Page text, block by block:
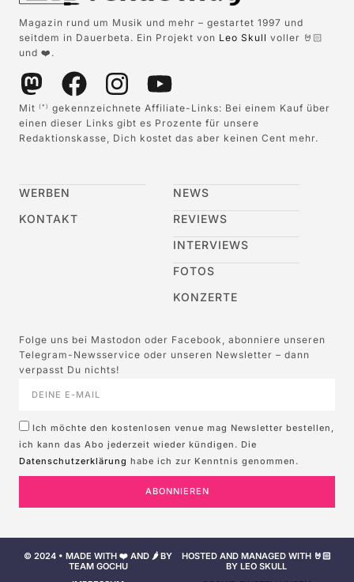
Magazin rund um Musik und mehr – gestartet 1997 und
seitdem in Dauerbeta. Ein Projekt von Leo Skull voller 🤘🏻
und ❤️.
Mit (*)
gekennzeichnete Affiliate-Links: Bei einem Kauf über
einen dieser Links gibt es Prozente für unsere
Redaktionskasse, Dich kostet das aber keinen Cent mehr.
WERBEN
KONTAKT
NEWS
REVIEWS
INTERVIEWS
FOTOS
KONZERTE
Folge uns bei Mastodon oder Facebook, abonniere unseren
Telegram-Newsservice oder unseren Newsletter – dann
verpasst Du nichts!
Ich möchte den kostenlosen venue mag Newsletter bestellen,
ich kann das Abo jederzeit wieder kündigen. Die
Datenschutzerklärung habe ich zur Kenntnis genommen.
ABONNIEREN
© 2024 • MADE WITH ❤️ AND 🌶️ BY
TEAM GOCHU
HOSTED AND MANAGED WITH 🤘🏻
BY LEO SKULL